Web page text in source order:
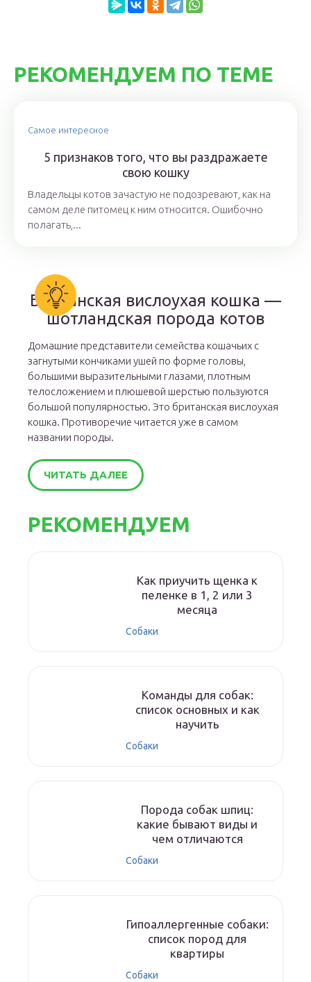
РЕКОМЕНДУЕМ ПО ТЕМЕ
Самое интересное
5 признаков того, что вы раздражаете
свою кошку
Владельцы котов зачастую не подозревают, как на
самом деле питомец к ним относится. Ошибочно
полагать,...
Британская вислоухая кошка —
шотландская порода котов
Домашние представители семейства кошачьих с
загнутыми кончиками ушей по форме головы,
большими выразительными глазами, плотным
телосложением и плюшевой шерстью пользуются
большой популярностью. Это британская вислоухая
кошка. Противоречие читается уже в самом
названии породы.
ЧИТАТЬ ДАЛЕЕ
РЕКОМЕНДУЕМ
Как приучить щенка к
пеленке в 1, 2 или 3
месяца
Собаки
Команды для собак:
список основных и как
научить
Собаки
Порода собак шпиц:
какие бывают виды и
чем отличаются
Собаки
Гипоаллергенные собаки:
список пород для
квартиры
Собаки